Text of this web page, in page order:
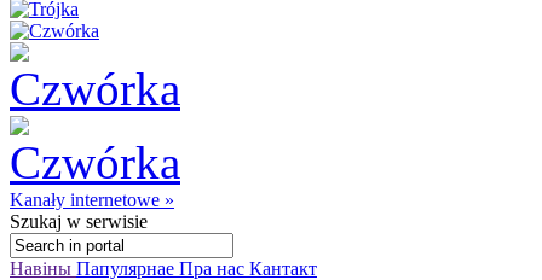
Kanały internetowe »
Szukaj w serwisie
Навіны Папулярнае Пра нас Кантакт